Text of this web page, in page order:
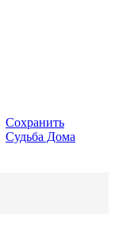
Сохранить
Судьба Дома